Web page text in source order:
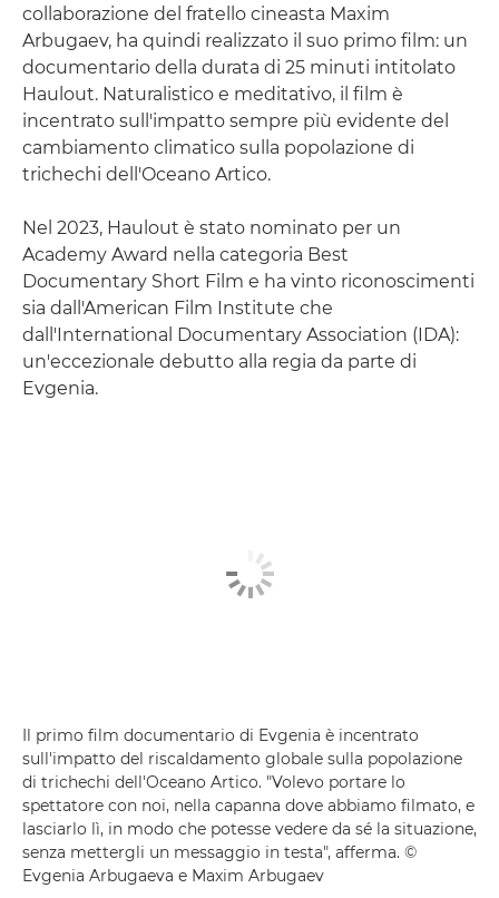
collaborazione del fratello cineasta Maxim
Arbugaev, ha quindi realizzato il suo primo film: un
documentario della durata di 25 minuti intitolato
Haulout. Naturalistico e meditativo, il film è
incentrato sull'impatto sempre più evidente del
cambiamento climatico sulla popolazione di
trichechi dell'Oceano Artico.
Nel 2023, Haulout è stato nominato per un
Academy Award nella categoria Best
Documentary Short Film e ha vinto riconoscimenti
sia dall'American Film Institute che
dall'International Documentary Association (IDA):
un'eccezionale debutto alla regia da parte di
Evgenia.
Il primo film documentario di Evgenia è incentrato
sull'impatto del riscaldamento globale sulla popolazione
di trichechi dell'Oceano Artico. "Volevo portare lo
spettatore con noi, nella capanna dove abbiamo filmato, e
lasciarlo lì, in modo che potesse vedere da sé la situazione,
senza mettergli un messaggio in testa", afferma. ©
Evgenia Arbugaeva e Maxim Arbugaev